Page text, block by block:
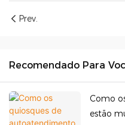
Prev.
Recomendado Para
Como
estão